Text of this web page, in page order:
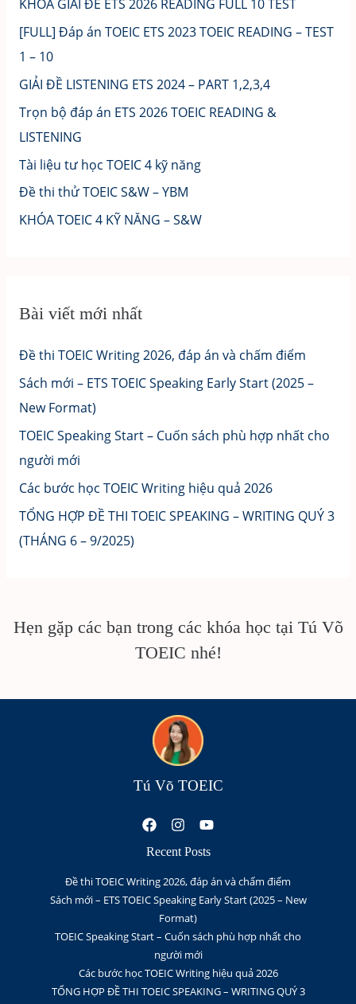
KHÓA GIẢI ĐỀ ETS 2026 READING FULL 10 TEST
[FULL] Đáp án TOEIC ETS 2023 TOEIC READING – TEST
1 – 10
GIẢI ĐỀ LISTENING ETS 2024 – PART 1,2,3,4
Trọn bộ đáp án ETS 2026 TOEIC READING &
LISTENING
Tài liệu tư học TOEIC 4 kỹ năng
Đề thi thử TOEIC S&W – YBM
KHÓA TOEIC 4 KỸ NĂNG – S&W
Bài viết mới nhất
Đề thi TOEIC Writing 2026, đáp án và chấm điểm
Sách mới – ETS TOEIC Speaking Early Start (2025 –
New Format)
TOEIC Speaking Start – Cuốn sách phù hợp nhất cho
người mới
Các bước học TOEIC Writing hiệu quả 2026
TỔNG HỢP ĐỀ THI TOEIC SPEAKING – WRITING QUÝ 3
(THÁNG 6 – 9/2025)
Hẹn gặp các bạn trong các khóa học tại Tú Võ
TOEIC nhé!
Tú Võ TOEIC
Recent Posts
Đề thi TOEIC Writing 2026, đáp án và chấm điểm
Sách mới – ETS TOEIC Speaking Early Start (2025 – New
Format)
TOEIC Speaking Start – Cuốn sách phù hợp nhất cho
người mới
Các bước học TOEIC Writing hiệu quả 2026
TỔNG HỢP ĐỀ THI TOEIC SPEAKING – WRITING QUÝ 3